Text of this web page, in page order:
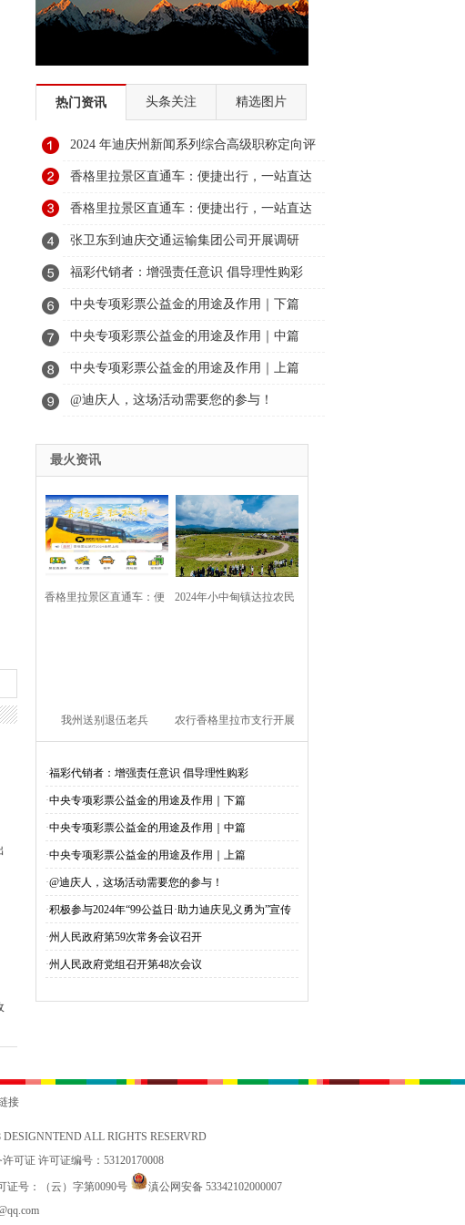
热门资讯 头条关注 精选图片
2024 年迪庆州新闻系列综合高级职称定向评
审通过人员名单公示
香格里拉景区直通车：便捷出行，一站直达
美景
香格里拉景区直通车：便捷出行，一站直达
美景
张卫东到迪庆交通运输集团公司开展调研
福彩代销者：增强责任意识 倡导理性购彩
中央专项彩票公益金的用途及作用｜下篇
中央专项彩票公益金的用途及作用｜中篇
中央专项彩票公益金的用途及作用｜上篇
@迪庆人，这场活动需要您的参与！
最火资讯
香格里拉景区直通车：便 2024年小中甸镇达拉农民
我州送别退伍老兵​ 农行香格里拉市支行开展
·福彩代销者：增强责任意识 倡导理性购彩
·中央专项彩票公益金的用途及作用｜下篇
·中央专项彩票公益金的用途及作用｜中篇
·中央专项彩票公益金的用途及作用｜上篇
·@迪庆人，这场活动需要您的参与！
·积极参与2024年“99公益日·助力迪庆见义勇为”宣传
募捐活动倡议书
·州人民政府第59次常务会议召开
·州人民政府党组召开第48次会议